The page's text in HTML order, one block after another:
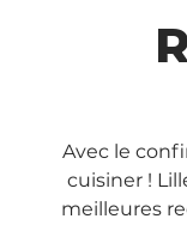
Avec le
cuisiner !
meilleures